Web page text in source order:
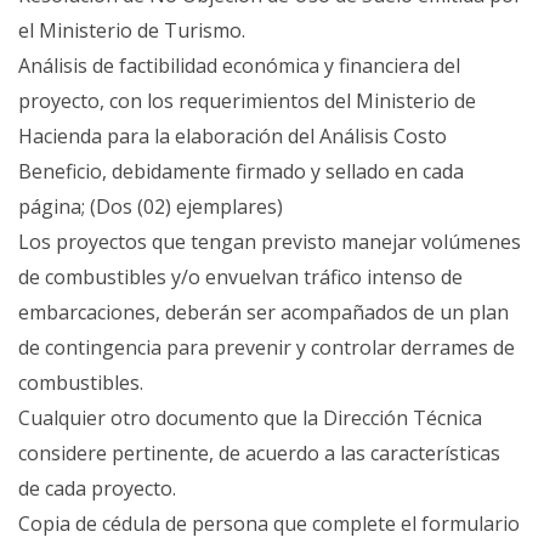
el Ministerio de Turismo.
Análisis de factibilidad económica y financiera del
proyecto, con los requerimientos del Ministerio de
Hacienda para la elaboración del Análisis Costo
Beneficio, debidamente firmado y sellado en cada
página; (Dos (02) ejemplares)
Los proyectos que tengan previsto manejar volúmenes
de combustibles y/o envuelvan tráfico intenso de
embarcaciones, deberán ser acompañados de un plan
de contingencia para prevenir y controlar derrames de
combustibles.
Cualquier otro documento que la Dirección Técnica
considere pertinente, de acuerdo a las características
de cada proyecto.
Copia de cédula de persona que complete el formulario